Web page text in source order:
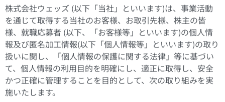
株式会社ウェッズ (以下「当社」といいます)は、事業活動
を通じて取得する当社のお客様、お取引先様、株主の皆
様、就職応募者 (以下、「お客様等」といいます)の個人情
報及び匿名加工情報(以下「個人情報等」といいます)の取り
扱いに関し、「個人情報の保護に関する法律」等に基づい
て、個人情報の利用目的を明確にし、適正に取得し、安全
かつ正確に管理することを目的として、次の取り組みを実
施いたします。